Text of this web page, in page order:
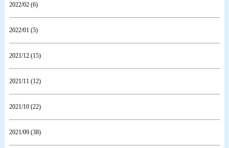
2022/02 (6)
2022/01 (5)
2021/12 (15)
2021/11 (12)
2021/10 (22)
2021/09 (38)